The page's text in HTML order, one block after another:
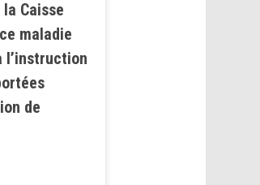
Caisse
maladie
l’instruction
de